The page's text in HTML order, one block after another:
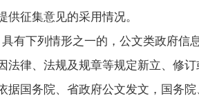
供征集意见的采用情况。
有下列情形之一的，公文类政府信
法律、法规及规章等规定新立、修
据国务院、省政府公文发文，国务